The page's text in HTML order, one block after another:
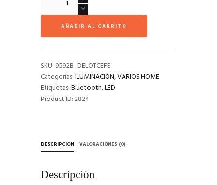
Damon
Bluetooth
y
Reproductor
USB
BLANCO
AÑADIR AL CARRITO
SKU: 9592B_DELOTCEFE
Categorías:ILUMINACIÓN,VARIOS HOME
Etiquetas:Bluetooth,LED
Product ID:2824
DESCRIPCIÓN VALORACIONES (0)
Descripción